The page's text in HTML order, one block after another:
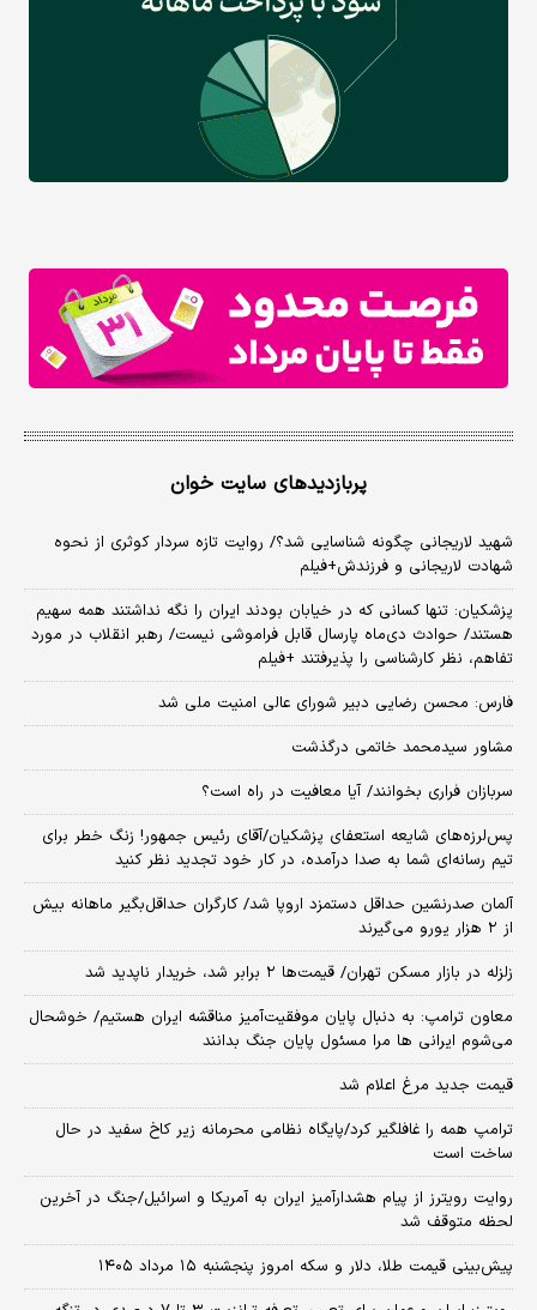
پربازدیدهای سایت خوان
شهید لاریجانی چگونه شناسایی شد؟/ روایت تازه سردار کوثری از نحوه
شهادت لاریجانی و فرزندش+فیلم
پزشکیان: تنها کسانی که در خیابان بودند ایران را نگه نداشتند همه سهیم
هستند/ حوادث دی‌ماه پارسال قابل فراموشی نیست/ رهبر انقلاب در مورد
تفاهم، نظر کارشناسی را پذیرفتند +فیلم
فارس: محسن رضایی دبیر شورای عالی امنیت ملی شد
مشاور سیدمحمد خاتمی درگذشت
سربازان فراری بخوانند/ آیا معافیت در راه است؟
پس‌لرزه‌های شایعه استعفای پزشکیان/آقای رئیس جمهور! زنگ خطر برای
تیم رسانه‌ای شما به صدا درآمده، در کار خود تجدید نظر کنید
آلمان صدرنشین حداقل دستمزد اروپا شد/ کارگران حداقل‌بگیر ماهانه بیش
از ۲ هزار یورو می‌گیرند
زلزله در بازار مسکن تهران/ قیمت‌ها ۲ برابر شد، خریدار ناپدید شد
معاون ترامپ: به دنبال پایان موفقیت‌آمیز مناقشه ایران هستیم/ خوشحال
می‌شوم ایرانی ها مرا مسئول پایان جنگ بدانند
قیمت جدید مرغ اعلام شد
ترامپ همه را غافلگیر کرد/پایگاه نظامی محرمانه زیر کاخ سفید در حال
ساخت است
روایت رویترز از پیام هشدارآمیز ایران به آمریکا و اسرائیل/جنگ در آخرین
لحظه متوقف شد
پیش‌بینی قیمت طلا، دلار و سکه امروز پنجشنبه ۱۵ مرداد ۱۴۰۵